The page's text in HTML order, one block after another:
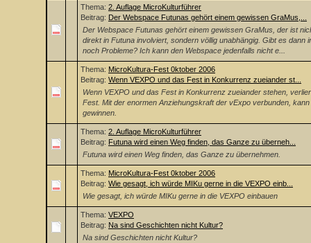
Thema: 2. Auflage MicroKulturführer
Beitrag: Der Webspace Futunas gehört einem gewissen GraMus,...
Der Webspace Futunas gehört einem gewissen GraMus, der ist
direkt in Futuna involviert, sondern völlig unabhängig. Gibt es dann
noch Probleme? Ich kann den Webspace jedenfalls nicht e...
Thema: MicroKultura-Fest 0ktober 2006
Beitrag: Wenn VEXPO und das Fest in Konkurrenz zueiander st...
Wenn VEXPO und das Fest in Konkurrenz zueiander stehen,
Fest. Mit der enormen Anziehungskraft der vExpo verbunden,
gewinnen.
Thema: 2. Auflage MicroKulturführer
Beitrag: Futuna wird einen Weg finden, das Ganze zu überneh...
Futuna wird einen Weg finden, das Ganze zu übernehmen.
Thema: MicroKultura-Fest 0ktober 2006
Beitrag: Wie gesagt, ich würde MIKu gerne in die VEXPO einb...
Wie gesagt, ich würde MIKu gerne in die VEXPO einbauen
Thema: VEXPO
Beitrag: Na sind Geschichten nicht Kultur?
Na sind Geschichten nicht Kultur?